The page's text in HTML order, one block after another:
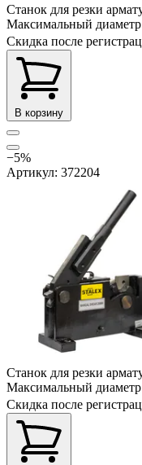
Станок для резки
Максимальный диаметр
Скидка после
В корзину
−5%
Артикул: 372204
Станок для резки
Максимальный диаметр
Скидка после